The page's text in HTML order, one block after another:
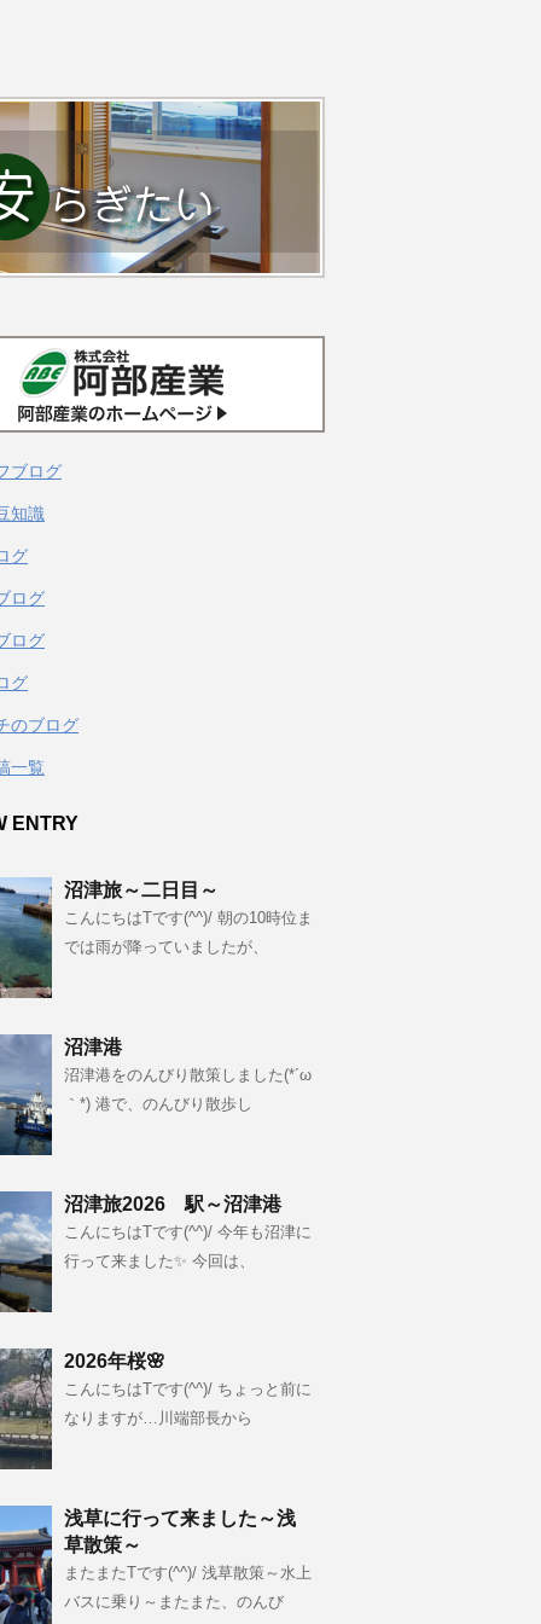
ブログ
知識
グ
ログ
ログ
グ
のブログ
一覧
ENTRY
沼津旅～二日目～
こんにちはTです(^^)/ 朝の10時位ま
では雨が降っていましたが、
沼津港
沼津港をのんびり散策しました(*´ω
｀*) 港で、のんびり散歩し
沼津旅2026 駅～沼津港
こんにちはTです(^^)/ 今年も沼津に
行って来ました✨ 今回は、
2026年桜🌸
こんにちはTです(^^)/ ちょっと前に
なりますが…川端部長から
浅草に行って来ました～浅
草散策～
またまたTです(^^)/ 浅草散策～水上
バスに乗り～またまた、のんび